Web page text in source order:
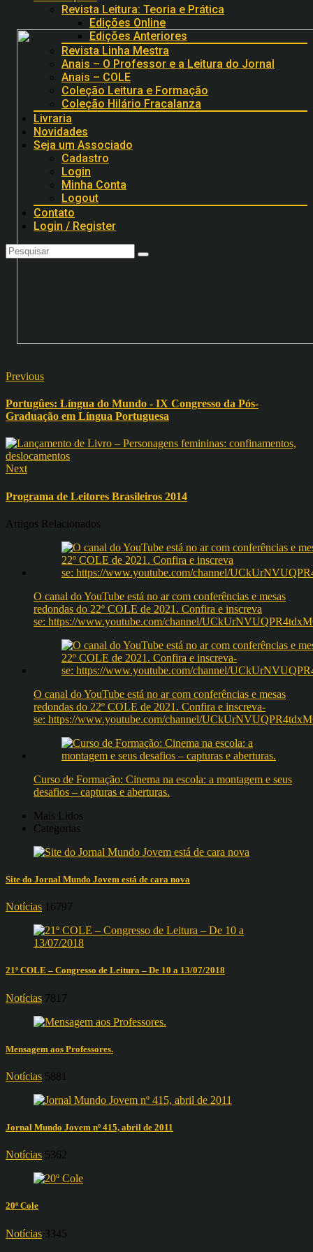
Revista Leitura: Teoria e Prática
Edições Online
Edições Anteriores
Revista Linha Mestra
Anais – O Professor e a Leitura do Jornal
Anais – COLE
Coleção Leitura e Formação
Coleção Hilário Fracalanza
Livraria
Novidades
Seja um Associado
Cadastro
Login
Minha Conta
Logout
Contato
Login / Register
Previous
Portugûes: Língua do Mundo - IX Congresso da Pós-
Graduação em Língua Portuguesa
Next
Programa de Leitores Brasileiros 2014
Artigos Relacionados
O canal do YouTube está no ar com conferências e mesas
redondas do 22º COLE de 2021. Confira e inscreva
se: https://www.youtube.com/channel/
O canal do YouTube está no ar com conferências e mesas
redondas do 22º COLE de 2021. Confira e inscreva-
se: https://www.youtube.com/channel/
Curso de Formação: Cinema na escola: a montagem e seus
desafios – capturas e aberturas.
Mais Lidos
Categorias
Site do Jornal Mundo Jovem está de cara nova
Notícias 16797
21º COLE – Congresso de Leitura – De 10 a 13/07/2018
Notícias 7817
Mensagem aos Professores.
Notícias 5881
Jornal Mundo Jovem nº 415, abril de 2011
Notícias 5362
20º Cole
Notícias 3345